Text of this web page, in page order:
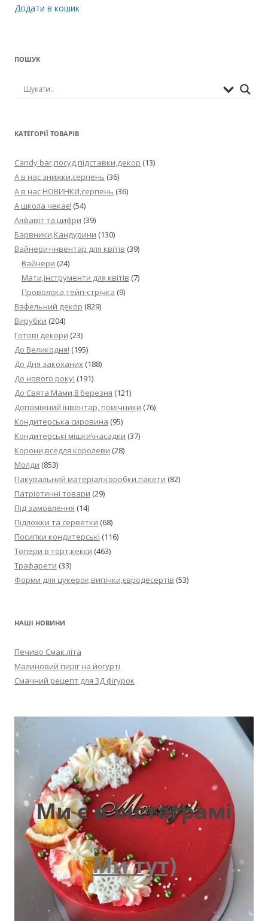
Додати в кошик
ПОШУК
КАТЕГОРІЇ ТОВАРІВ
Candy bar,посуд,підставки,декор (13)
А в нас знижки,серпень (36)
А в нас НОВИНКИ,серпень (36)
А школа чекає! (54)
Алфавіт та цифри (39)
Барвники,Кандурини (130)
Вайнери+інвентар для квітів (39)
Вайнери (24)
Мати,інструменти для квітів (7)
Проволока,тейп-стрічка (9)
Вафельний декор (829)
Вирубки (204)
Готові декори (23)
До Великодня! (195)
До Дня закоханих (188)
До нового року! (191)
До Свята Мами,8 березня (121)
Допоміжний інвентар, помічники (76)
Кондитерська сировина (95)
Кондитерські мішки\насадки (37)
Корони,вседля королеви (28)
Молди (853)
Пакувальний матеріал:коробки,пакети (82)
Патріотичні товари (29)
Під замовлення (14)
Підложки та серветки (68)
Посипки кондитерські (116)
Топери в торт,кекси (463)
Трафарети (33)
Форми для цукерок,випічки,євродесертів (53)
НАШІ НОВИНИ
Печиво Смак літа
Малиновий пиріг на йогурті
Смачний рецепт для 3Д фігурок
Ми є в інстаграмі
Ми тут)